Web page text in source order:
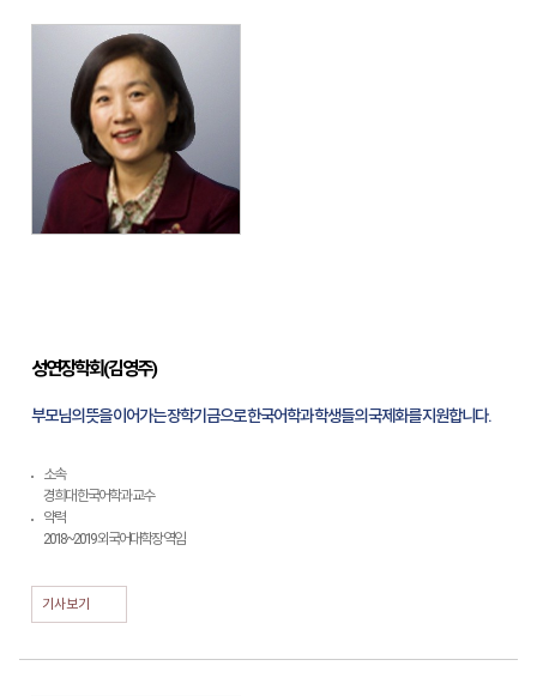
성연장학회(김영주)
부모님의 뜻을 이어가는 장학기금으로 한국어학과 학생들의 국제화를 지원합니다.
소속
경희대 한국어학과 교수
약력
2018~2019 외국어대학장 역임
기사보기